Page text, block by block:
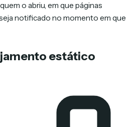
o abriu, em que páginas
notificado no momento em que
estático